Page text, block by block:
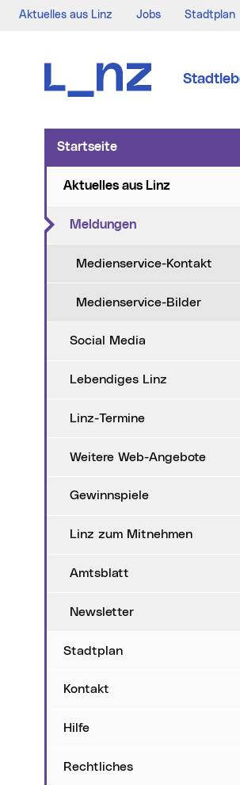
Aktuelles aus Linz Jobs Stadtplan
Startseite
Aktuelles aus Linz
Meldungen(aktueller
Medienservice-Kontakt
Medienservice-Bilder
Social Media
Lebendiges Linz
Linz-Termine
Weitere Web-Angebote
Gewinnspiele
Linz zum Mitnehmen
Amtsblatt
Newsletter
Stadtplan
Kontakt
Hilfe
Rechtliches